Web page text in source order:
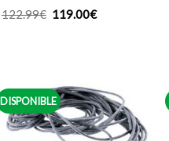
122.99€ Le
119.00€Le
DISPONIBLE